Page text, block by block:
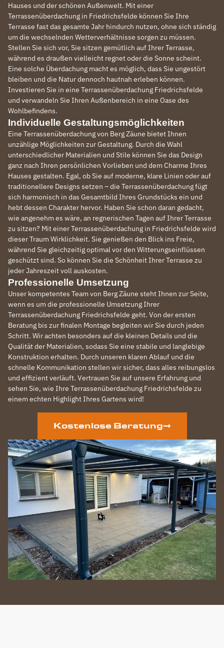
Hauses und der schönen Außenwelt. Mit einer
Terrassenüberdachung in Friedrichsfelde können Sie Ihre
Terrasse fast das gesamte Jahr hindurch nutzen, ohne sich ständig
um die wechselnden Wetterverhältnisse sorgen zu müssen.
Stellen Sie sich vor, Sie sitzen gemütlich auf Ihrer Terrasse,
während es draußen vielleicht regnet oder die Sonne scheint.
Eine solche Überdachung macht es möglich, dass Sie ungestört
bleiben und die Natur dennoch hautnah erleben können.
Investieren Sie in eine Terrassenüberdachung Friedrichsfelde
und verwandeln Sie Ihren Außenbereich in eine Oase des
Wohlbefindens.
Individuelle Gestaltungsmöglichkeiten
Eine Terrassenüberdachung von Berg Zäune bietet Ihnen
unzählige Möglichkeiten zur Gestaltung. Durch die Wahl
unterschiedlicher Materialien und Stile können Sie das Design
ganz nach Ihren persönlichen Vorlieben und dem Charme Ihres
Hauses gestalten. Egal, ob Sie auf moderne, klare Linien oder auf
traditionellere Designs setzen – die Terrassenüberdachung fügt
sich harmonisch in das Gesamtbild Ihres Grundstücks ein und
hebt dessen Charakter hervor. Haben Sie schon daran gedacht,
wie angenehm es wäre, an regnerischen Tagen auf Ihrer Terrasse
zu sitzen? Mit einer Terrassenüberdachung in Friedrichsfelde wird
dieser Traum Wirklichkeit. Sie genießen den Blick ins Freie,
während Sie gleichzeitig optimal vor den Witterungseinflüssen
geschützt sind. So können Sie die Schönheit Ihrer Terrasse zu
jeder Jahreszeit voll auskosten.
Professionelle Umsetzung
Unser kompetentes Team von Berg Zäune steht Ihnen zur Seite,
wenn es um die professionelle Umsetzung Ihrer
Terrassenüberdachung Friedrichsfelde geht. Von der ersten
Beratung bis zur finalen Montage begleiten wir Sie durch jeden
Schritt. Wir achten besonders auf die kleinen Details und die
Qualität der Materialien, sodass Sie eine stabile und langlebige
Konstruktion erhalten. Durch unseren klaren Ablauf und die
schnelle Kommunikation stellen wir sicher, dass alles reibungslos
und effizient verläuft. Vertrauen Sie auf unsere Erfahrung und
sehen Sie, wie Ihre Terrassenüberdachung Friedrichsfelde zu
einem echten Highlight Ihres Gartens wird!
Kostenlose Beratung